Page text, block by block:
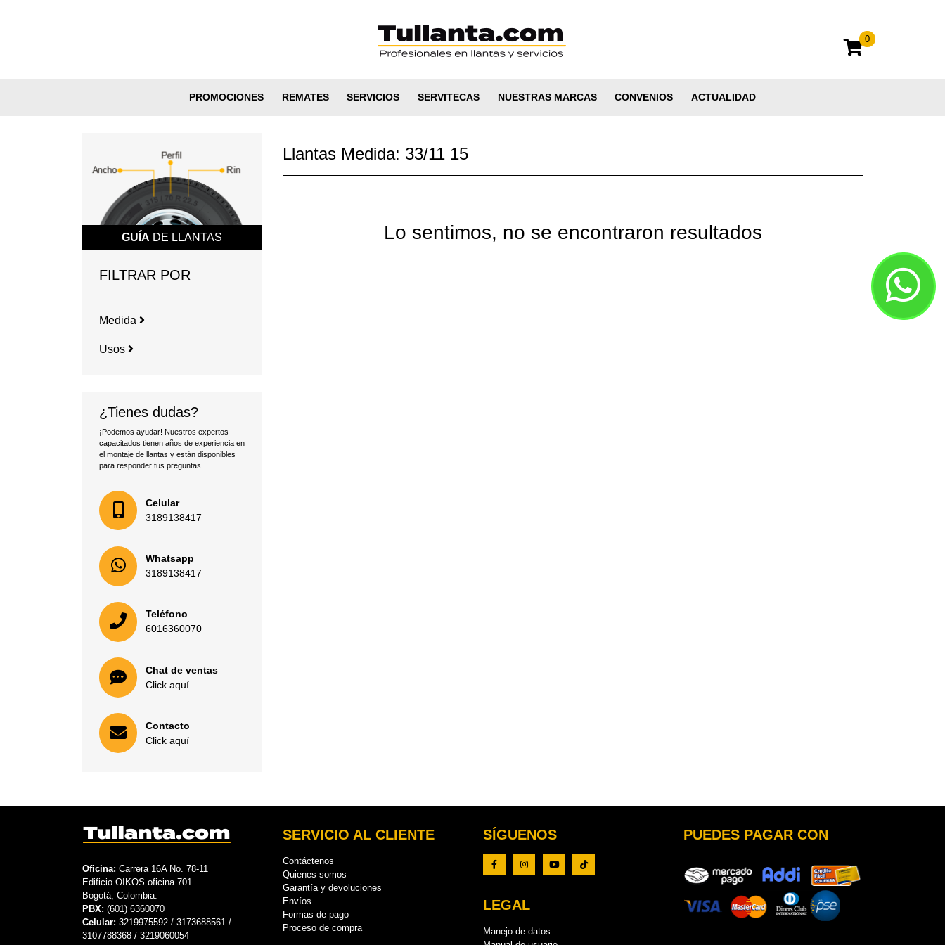
0
PROMOCIONES REMATES SERVICIOS SERVITECAS NUESTRAS MARCAS CONVENIOS ACTUALIDAD
GUÍA DE LLANTAS
FILTRAR POR
Medida
Usos
¿Tienes dudas?
¡Podemos ayudar! Nuestros expertos
capacitados tienen años de experiencia en
el montaje de llantas y están disponibles
para responder tus preguntas.
Celular
3189138417
Whatsapp
3189138417
Teléfono
6016360070
Chat de ventas
Click aquí
Contacto
Click aquí
Llantas Medida: 33/11 15
Lo sentimos, no se encontraron resultados
Oficina: Carrera 16A No. 78-11
Edificio OIKOS oficina 701
Bogotá, Colombia.
PBX: (601) 6360070
Celular: 3219975592 / 3173688561 /
3107788368 / 3219060054
SERVICIO AL CLIENTE
Contáctenos
Quienes somos
Garantía y devoluciones
Envíos
Formas de pago
Proceso de compra
SÍGUENOS
LEGAL
Manejo de datos
PUEDES PAGAR CON